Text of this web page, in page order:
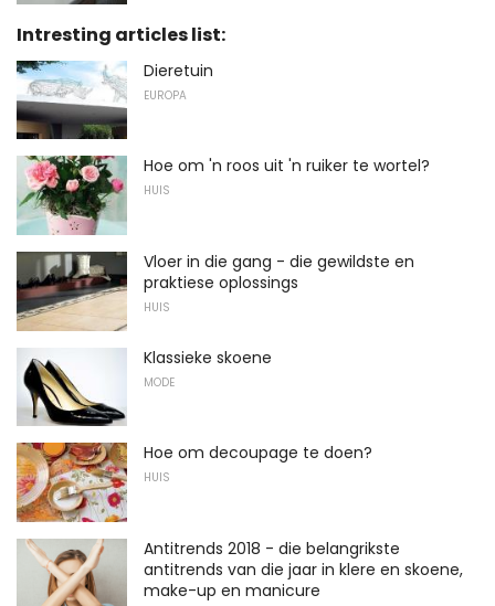
Intresting articles list:
Dieretuin
EUROPA
Hoe om 'n roos uit 'n ruiker te wortel?
HUIS
Vloer in die gang - die gewildste en
praktiese oplossings
HUIS
Klassieke skoene
MODE
Hoe om decoupage te doen?
HUIS
Antitrends 2018 - die belangrikste
antitrends van die jaar in klere en skoene,
make-up en manicure